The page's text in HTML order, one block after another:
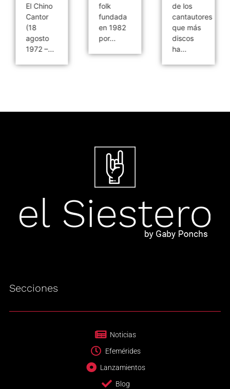
El Chino
Cantor
(18
agosto
1972 –...
folk
fundada
en 1982
por...
de los
cantautores
que más
discos
ha...
Secciones
Noticias
Efemérides
Lanzamientos
Blog